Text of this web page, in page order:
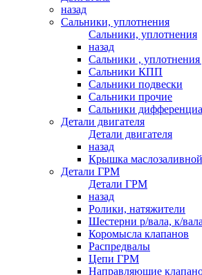
назад
Сальники, уплотнения
Сальники, уплотнения
назад
Сальники , уплотнения
Сальники КПП
Сальники подвески
Сальники прочие
Сальники
Детали двигателя
Детали двигателя
назад
Крышка
Детали ГРМ
Детали ГРМ
назад
Ролики, натяжители
Шестерни р/вала, к/вала
Коромысла клапанов
Распредвалы
Цепи ГРМ
Направляющие